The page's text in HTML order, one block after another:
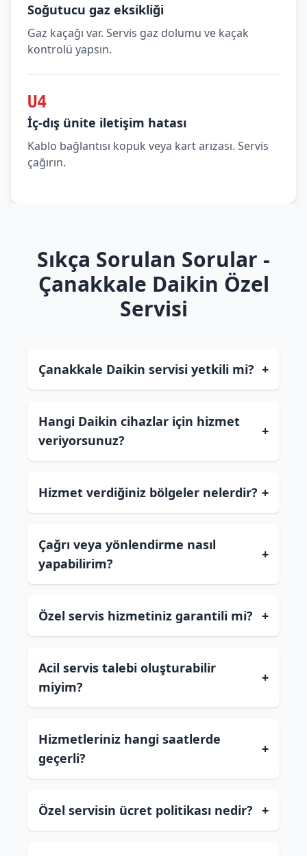
Soğutucu gaz eksikliği
Gaz kaçağı var. Servis gaz dolumu ve kaçak
kontrolü yapsın.
U4
İç-dış ünite iletişim hatası
Kablo bağlantısı kopuk veya kart arızası. Servis
çağırın.
Sıkça Sorulan Sorular -
Çanakkale Daikin Özel
Servisi
Çanakkale Daikin servisi yetkili mi? +
Hangi Daikin cihazlar için hizmet
veriyorsunuz?
+
Hizmet verdiğiniz bölgeler nelerdir? +
Çağrı veya yönlendirme nasıl
yapabilirim?
+
Özel servis hizmetiniz garantili mi? +
Acil servis talebi oluşturabilir
miyim?
+
Hizmetleriniz hangi saatlerde
geçerli?
+
Özel servisin ücret politikası nedir? +